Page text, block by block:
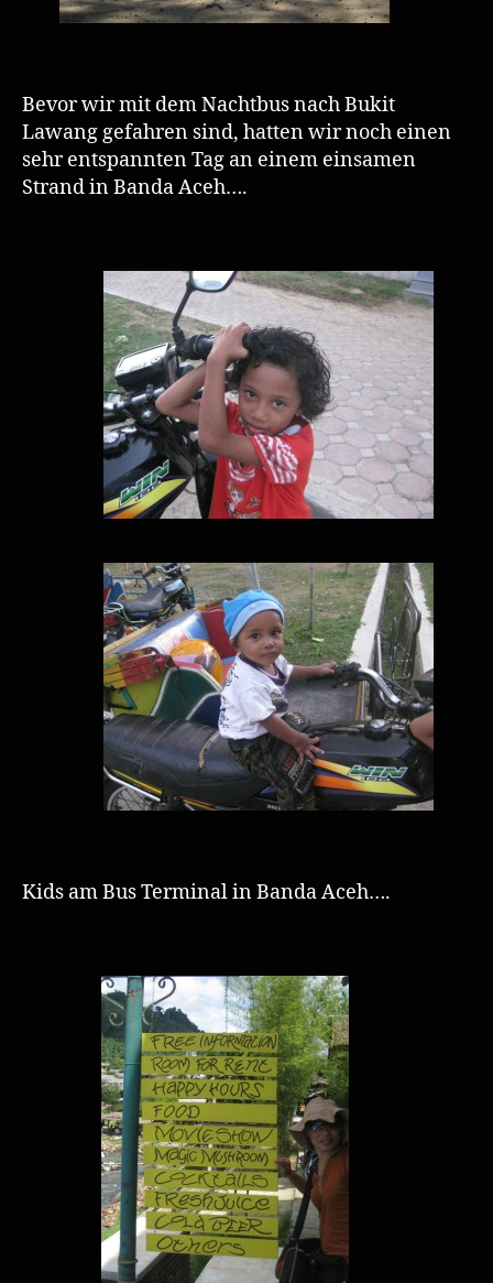
Bevor wir mit dem Nachtbus nach Bukit
Lawang gefahren sind, hatten wir noch einen
sehr entspannten Tag an einem einsamen
Strand in Banda Aceh….
Kids am Bus Terminal in Banda Aceh….